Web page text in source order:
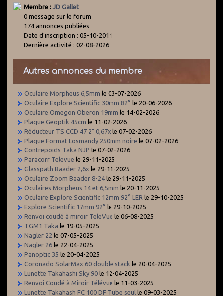
Membre : JD Gallet
0 message sur le forum
174 annonces publiées
Date d'inscription : 05-10-2011
Dernière activité : 02-08-2026
Autres annonces du membre
Oculaire Morpheus 6,5mm le 03-07-2026
Oculaire Explore Scientific 30mm 82° le 20-06-2026
Oculaire Omegon Oberon 19mm le 14-02-2026
Plaque Geoptik 45cm le 11-02-2026
Réducteur TS CCD 47 2" 0,67x le 07-02-2026
Plaque Format Losmandy 250mm noire le 07-02-2026
Contrepoids Taka NJP le 07-02-2026
Paracorr Televue le 29-11-2025
Glasspath Baader 2,6x le 29-11-2025
Oculaire Zoom Baader 8-24 le 29-11-2025
Oculaires Morpheus 14 et 6,5mm le 20-11-2025
Oculaire Explore Scientific 12mm 92° LER le 29-10-2025
Explore Scientific 17mm 92° le 29-10-2025
Renvoi coudé à miroir TeleVue le 06-08-2025
TGM1 Taka le 19-05-2025
Nagler 22 le 07-05-2025
Nagler 26 le 22-04-2025
Panoptic 35 le 20-04-2025
Coronado SolarMax 60 double stack le 20-04-2025
Lunette Takahashi Sky 90 le 12-04-2025
Renvoi Coudé à Miroir Télévue le 11-03-2025
Lunette Takahash FC 100 DF Tube seul le 09-03-2025